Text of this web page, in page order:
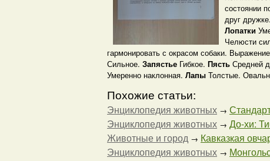
состоянии
друг
Лопатки
Челюсти
гармонировать с окрасом собаки.
Сильное. Запястье Гибкое. Пясть Средней
Умеренно наклонная. Лапы Толстые.
Похожие статьи:
Энциклопедия животных →
Энциклопедия животных → До-хи:
Животные и город → Кавказкая
Энциклопедия животных →